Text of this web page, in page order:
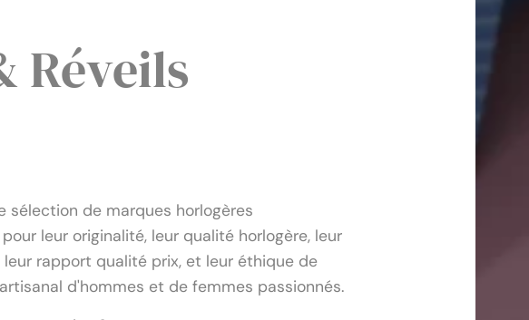
Réveils
sélection de marques horlogères
leur originalité, leur qualité horlogère, leur
rapport qualité prix, et leur éthique de
d'hommes et de femmes passionnés.